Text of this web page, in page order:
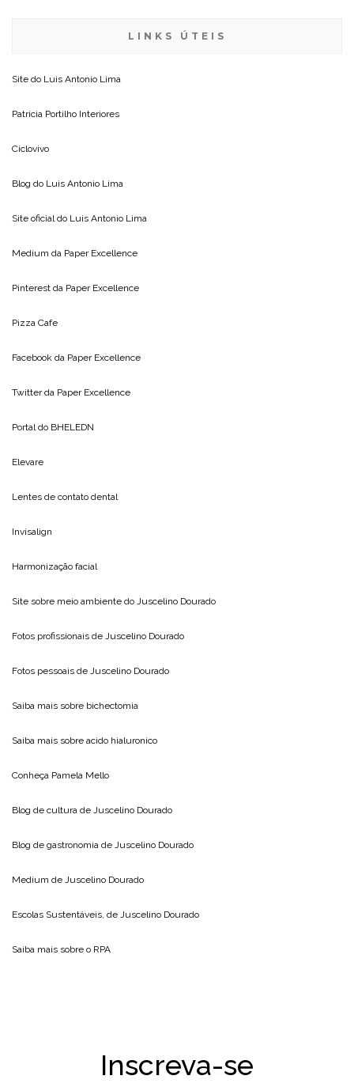
LINKS ÚTEIS
Site do Luis Antonio Lima
Patricia Portilho Interiores
Ciclovivo
Blog do Luis Antonio Lima
Site oficial do Luis Antonio Lima
Medium da Paper Excellence
Pinterest da Paper Excellence
Pizza Cafe
Facebook da Paper Excellence
Twitter da Paper Excellence
Portal do BHELEDN
Elevare
Lentes de contato dental
Invisalign
Harmonização facial
Site sobre meio ambiente do Juscelino Dourado
Fotos profissionais de Juscelino Dourado
Fotos pessoais de Juscelino Dourado
Saiba mais sobre bichectomia
Saiba mais sobre acido hialuronico
Conheça Pamela Mello
Blog de cultura de Juscelino Dourado
Blog de gastronomia de Juscelino Dourado
Medium de Juscelino Dourado
Escolas Sustentáveis, de Juscelino Dourado
Saiba mais sobre o RPA
Inscreva-se